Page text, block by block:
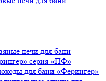
печи для бани
серия «ПФ»
для бани «Ферингер»